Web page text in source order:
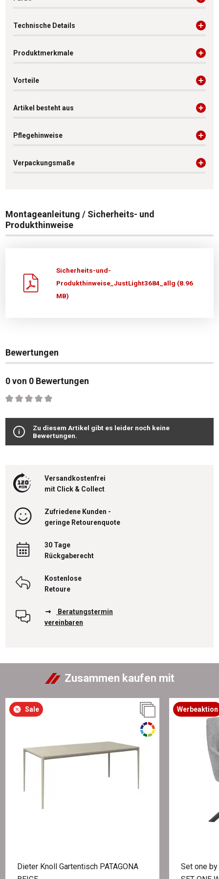
Technische Details
Produktmerkmale
Vorteile
Artikel besteht aus
Pflegehinweise
Verpackungsmaße
Montageanleitung / Sicherheits- und
Produkthinweise
Sicherheits-und-
Produkthinweise_JustLight3684_allg (8.96
MB)
Bewertungen
0 von 0 Bewertungen
Durchschnittliche Bewertung von 0 von 5 Sternen
Zu diesem Artikel gibt es leider noch keine
Bewertungen.
Versandkostenfrei
mit Click & Collect
Zufriedene Kunden -
geringe Retourenquote
30 Tage
Rückgaberecht
Kostenlose
Retoure
Beratungstermin
vereinbaren
Zusammen kaufen mit
Sale
Dieter Knoll Gartentisch PATAGONA
Werbeaktion
Set one